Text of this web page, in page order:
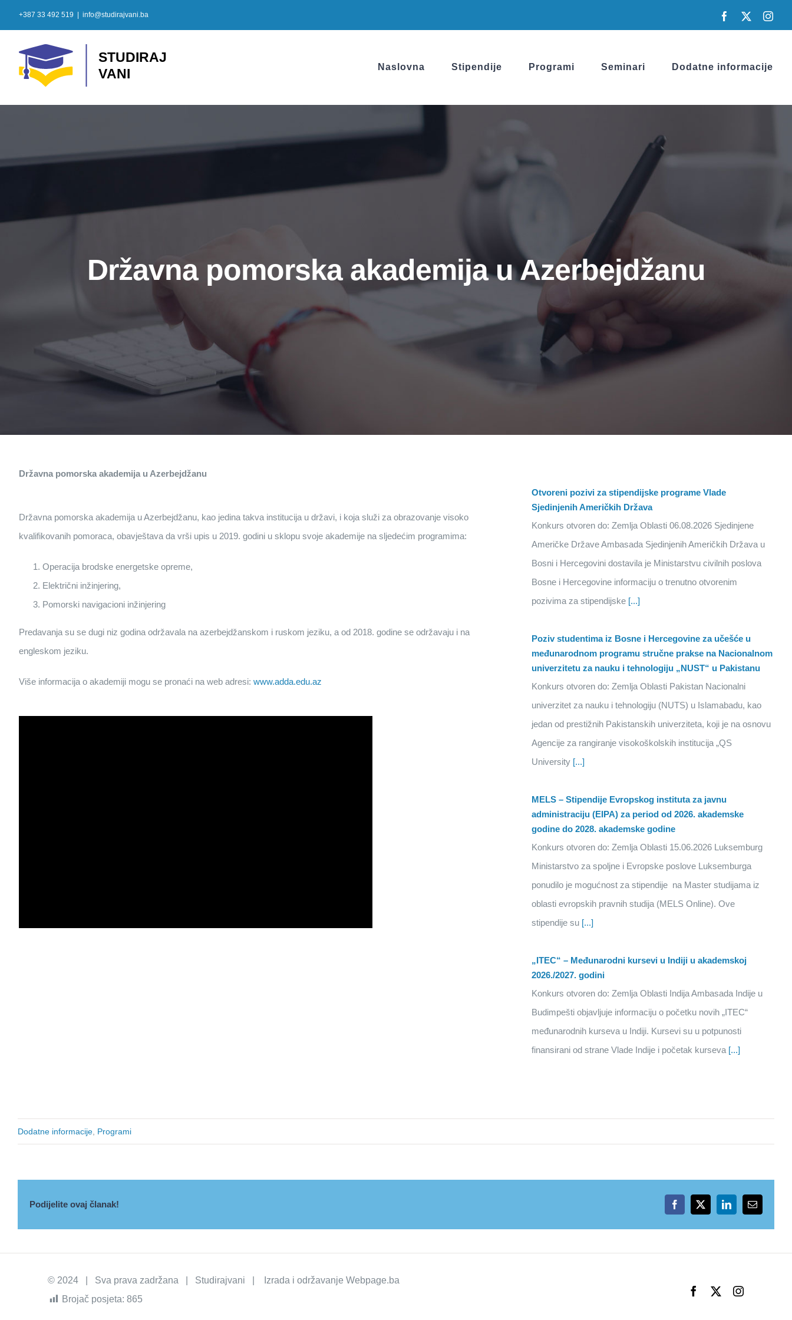
+387 33 492 519 info@studirajvani.ba Facebook
Naslovna Stipendije Programi Seminari Dodatne informacije
Državna pomorska akademija u Azerbejdžanu
Državna pomorska akademija u Azerbejdžanu
Državna pomorska akademija u Azerbejdžanu, kao jedina takva institucija u državi, i koja služi za obrazovanje visoko
kvalifikovanih pomoraca, obavještava da vrši upis u 2019. godini u sklopu svoje akademije na sljedećim programima:
Operacija brodske energetske opreme,
Električni inžinjering,
Pomorski navigacioni inžinjering
Predavanja su se dugi niz godina održavala na azerbejdžanskom i ruskom jeziku, a od 2018. godine se održavaju i na
engleskom jeziku.
Više informacija o akademiji mogu se pronaći na web adresi: www.adda.edu.az
Otvoreni pozivi za stipendijske programe Vlade
Sjedinjenih Američkih Država
Konkurs otvoren do: Zemlja Oblasti 06.08.2026 Sjedinjene
Američke Države Ambasada Sjedinjenih Američkih Država u
Bosni i Hercegovini dostavila je Ministarstvu civilnih poslova
Bosne i Hercegovine informaciju o trenutno otvorenim
pozivima za stipendijske [...]
Poziv studentima iz Bosne i Hercegovine za učešće u
međunarodnom programu stručne prakse na Nacionalnom
univerzitetu za nauku i tehnologiju „NUST“ u Pakistanu
Konkurs otvoren do: Zemlja Oblasti Pakistan Nacionalni
univerzitet za nauku i tehnologiju (NUTS) u Islamabadu, kao
jedan od prestižnih Pakistanskih univerziteta, koji je na osnovu
Agencije za rangiranje visokoškolskih institucija „QS
University [...]
MELS – Stipendije Evropskog instituta za javnu
administraciju (EIPA) za period od 2026. akademske
godine do 2028. akademske godine
Konkurs otvoren do: Zemlja Oblasti 15.06.2026 Luksemburg
Ministarstvo za spoljne i Evropske poslove Luksemburga
ponudilo je mogućnost za stipendije na Master studijama iz
oblasti evropskih pravnih studija (MELS Online). Ove
stipendije su [...]
„ITEC“ – Međunarodni kursevi u Indiji u akademskoj
2026./2027. godini
Konkurs otvoren do: Zemlja Oblasti Indija Ambasada Indije u
Budimpešti objavljuje informaciju o početku novih „ITEC“
međunarodnih kurseva u Indiji. Kursevi su u potpunosti
finansirani od strane Vlade Indije i početak kurseva [...]
Dodatne informacije Programi
Podijelite ovaj članak! Facebook
X LinkedInEmail
© 2024 | Sva prava zadržana | Studirajvani | Izrada i održavanjeWebpage.ba
Brojač posjeta: 865
Facebook Instagram